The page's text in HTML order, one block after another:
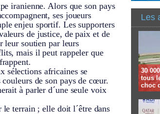
iranienne. Alors que son pays
ses joueurs
enjeu sportif. Les supporters
de justice, de paix et de
leur soutien par leurs
mais il peut rappeler que
sélections africaines se
de son pays de cœur.
à parler d´une seule voix
le terrain ; elle doit l´être dans
Les
30
tous
choc